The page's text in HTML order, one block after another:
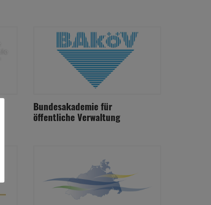
Bundesakademie für
öffentliche Verwaltung